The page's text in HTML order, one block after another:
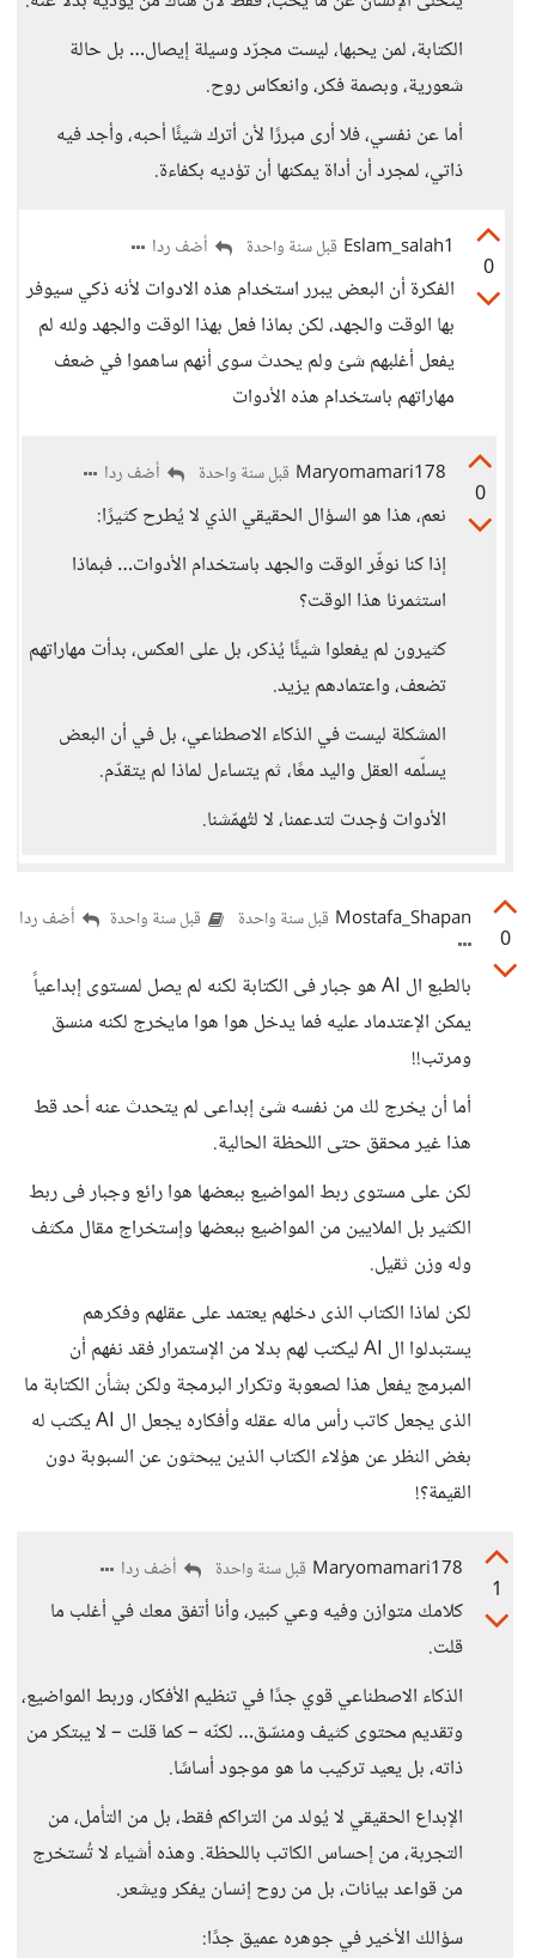
الكتابة، لمن يحبها، ليست مجرّد وسيلة إيصال… بل حالة
شعورية، وبصمة فكر، وانعكاس روح.
أما عن نفسي، فلا أرى مبررًا لأن أترك شيئًا أحبه، وأجد فيه
ذاتي، لمجرد أن أداة يمكنها أن تؤديه بكفاءة.
0
Eslam_salah1 قبل سنة واحدة أضف ردا
الفكرة أن البعض يبرر استخدام هذه الادوات لأنه ذكي سيوفر
بها الوقت والجهد، لكن بماذا فعل بهذا الوقت والجهد ولله لم
يفعل أغلبهم شئ ولم يحدث سوى أنهم ساهموا في ضعف
مهاراتهم باستخدام هذه الأدوات
0
Maryomamari178 قبل سنة واحدة أضف ردا
نعم، هذا هو السؤال الحقيقي الذي لا يُطرح كثيرًا:
إذا كنا نوفّر الوقت والجهد باستخدام الأدوات… فبماذا
استثمرنا هذا الوقت؟
كثيرون لم يفعلوا شيئًا يُذكر، بل على العكس، بدأت مهاراتهم
تضعف، واعتمادهم يزيد.
المشكلة ليست في الذكاء الاصطناعي، بل في أن البعض
يسلّمه العقل واليد معًا، ثم يتساءل لماذا لم يتقدّم.
الأدوات وُجدت لتدعمنا، لا لتُهمّشنا.
0
Mostafa_Shapan قبل سنة واحدة قبل سنة واحدة أضف ردا
بالطبع ال AI هو جبار فى الكتابة لكنه لم يصل لمستوى إبداعياً
يمكن الإعتدماد عليه فما يدخل هوا هوا مايخرج لكنه منسق
ومرتب!!
أما أن يخرج لك من نفسه شئ إبداعى لم يتحدث عنه أحد قط
هذا غير محقق حتى اللحظة الحالية.
لكن على مستوى ربط المواضيع ببعضها هوا رائع وجبار فى ربط
الكثير بل الملايين من المواضيع ببعضها وإستخراج مقال مكثف
وله وزن ثقيل.
لكن لماذا الكتاب الذى دخلهم يعتمد على عقلهم وفكرهم
يستبدلوا ال AI ليكتب لهم بدلا من الإستمرار فقد نفهم أن
المبرمج يفعل هذا لصعوبة وتكرار البرمجة ولكن بشأن الكتابة ما
الذى يجعل كاتب رأس ماله عقله وأفكاره يجعل ال AI يكتب له
بغض النظر عن هؤلاء الكتاب الذين يبحثون عن السبوبة دون
القيمة؟!
1
Maryomamari178 قبل سنة واحدة أضف ردا
كلامك متوازن وفيه وعي كبير، وأنا أتفق معك في أغلب ما
قلت.
الذكاء الاصطناعي قوي جدًا في تنظيم الأفكار، وربط المواضيع،
وتقديم محتوى كثيف ومنسّق… لكنّه – كما قلت – لا يبتكر من
ذاته، بل يعيد تركيب ما هو موجود أساسًا.
الإبداع الحقيقي لا يُولد من التراكم فقط، بل من التأمل، من
التجربة، من إحساس الكاتب باللحظة. وهذه أشياء لا تُستخرج
من قواعد بيانات، بل من روح إنسان يفكر ويشعر.
سؤالك الأخير في جوهره عميق جدًا: